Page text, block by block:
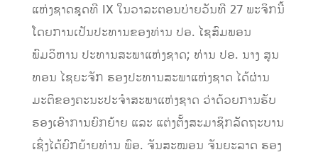
ແຫ່ງຊາດຊຸດທີ IX ໃນວາລະຕອນບ່າຍວັນທີ 27 ພະຈິກນີ້
ໂດຍການເປັນປະທານຂອງທ່ານ ປອ. ໄຊສົມພອນ
ພົມວິຫານ ປະທານສະພາແຫ່ງຊາດ; ທ່ານ ປອ. ນາງ ສູນ
ທອນ ໄຊຍະຈັກ ຮອງປະທານສະພາແຫ່ງຊາດ ໄດ້ຜ່ານ
ມະຕິຂອງຄະນະປະຈຳສະພາແຫ່ງຊາດ ວ່າດ້ວຍການຮັບ
ຮອງເອົາການຍົກຍ້າຍ ແລະ ແຕ່ງຕັ້ງສະມາຊິກລັດຖະບານ
ເຊິ່ງໄດ້ຍົກຍ້າຍທ່ານ ພົອ. ຈັນສະໝອນ ຈັນຍະລາດ ຮອງ